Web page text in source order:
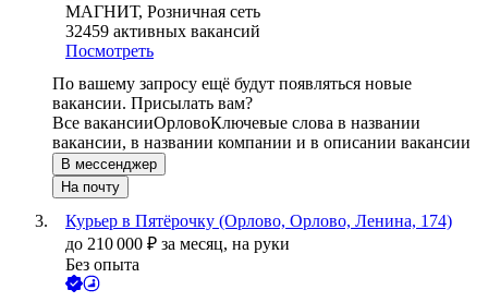
МАГНИТ, Розничная сеть
32459 активных вакансий
Посмотреть
По вашему запросу ещё будут появляться новые
вакансии. Присылать вам?
Все вакансииОрловоКлючевые слова в названии
вакансии, в названии компании и в описании вакансии
В мессенджер
На почту
Курьер в Пятёрочку (Орлово, Орлово, Ленина, 174)
до 210 000 ₽ за месяц, на руки
Без опыта